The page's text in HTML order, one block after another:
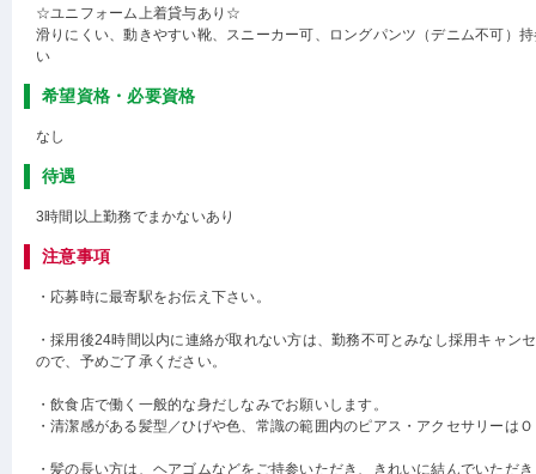
☆ユニフォーム上着貸与あり☆
滑りにくい、動きやすい靴、スニーカー可、ロングパンツ（デニム不可）
い
希望資格・必要資格
なし
待遇
3時間以上勤務でまかないあり
注意事項
・応募時に最寄駅をお伝え下さい。
・採用後24時間以内に連絡が取れない方は、勤務不可とみなし採用キャン
ので、予めご了承ください。
・飲食店で働く一般的な身だしなみでお願いします。
・清潔感がある髪型／ひげや色、常識の範囲内のピアス・アクセサリーは
・髪の長い方は、ヘアゴムなどをご持参いただき、きれいに結んでいただ